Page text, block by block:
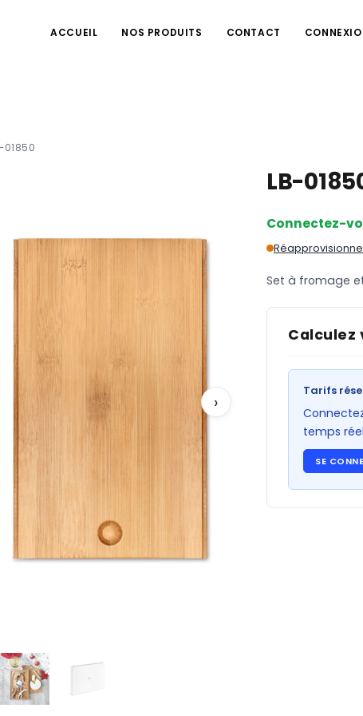
ACCUEIL NOS PRODUITS CONTACT
01850
›
LB-
Connectez-
Set à fromage
Calculez
Tarifs
temps
SE